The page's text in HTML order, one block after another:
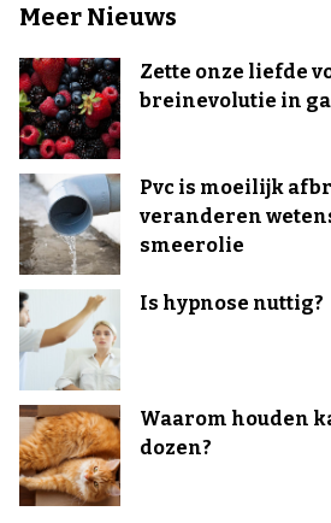
Meer Nieuws
Zette onze liefde
breinevolutie in
Pvc is moeilijk
veranderen
smeerolie
Is hypnose nuttig?
Waarom houden
dozen?